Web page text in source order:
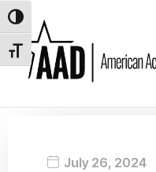
Toggle High Contrast
Toggle Font size
July 26, 2024